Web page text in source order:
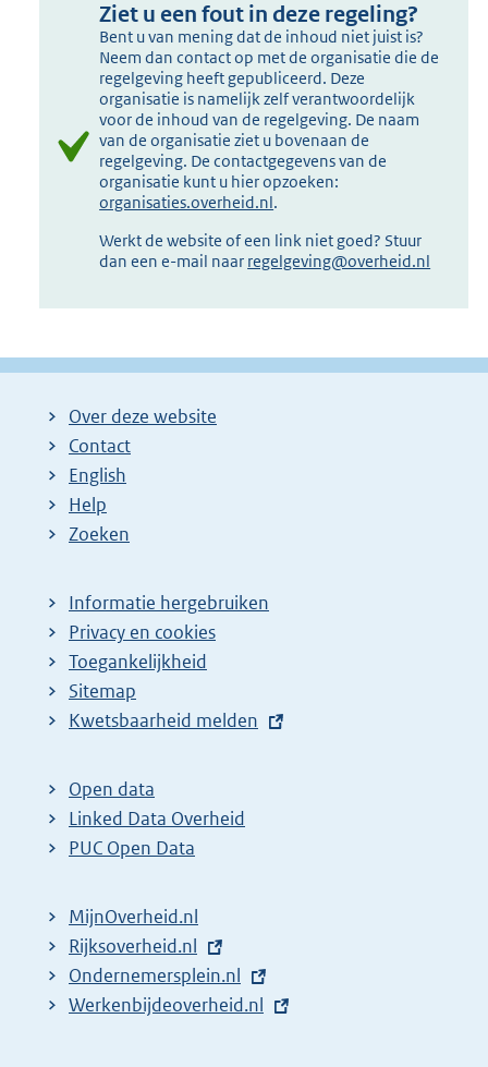
Ziet u een fout in deze regeling?
Bent u van mening dat de inhoud niet juist is?
Neem dan contact op met de organisatie die de
regelgeving heeft gepubliceerd. Deze
organisatie is namelijk zelf verantwoordelijk
voor de inhoud van de regelgeving. De naam
van de organisatie ziet u bovenaan de
regelgeving. De contactgegevens van de
organisatie kunt u hier opzoeken:
organisaties.overheid.nl.
Werkt de website of een link niet goed? Stuur
dan een e-mail naar regelgeving@overheid.nl
Over deze website
Contact
English
Help
Zoeken
Informatie hergebruiken
Privacy en cookies
Toegankelijkheid
Sitemap
E
t
e
r
l
i
n
k
Kwetsbaarheid melden
Open data
Linked Data Overheid
PUC Open Data
MijnOverheid.nl
E
x
t
Rijksoverheid.nl
E
x
Ondernemersplein.nl
E
Werkenbijdeoverheid.nl